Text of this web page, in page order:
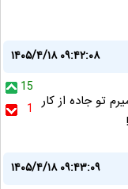
۱۴۰۵/۴/۱۸ ۰۹:۴۲:۰۸
15
1
تو جاده از کار
۱۴۰۵/۴/۱۸ ۰۹:۴۳:۰۹